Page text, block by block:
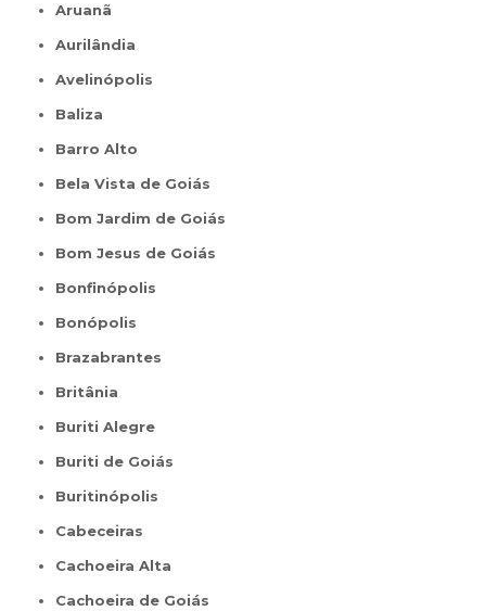
Aruanã
Aurilândia
Avelinópolis
Baliza
Barro Alto
Bela Vista de Goiás
Bom Jardim de Goiás
Bom Jesus de Goiás
Bonfinópolis
Bonópolis
Brazabrantes
Britânia
Buriti Alegre
Buriti de Goiás
Buritinópolis
Cabeceiras
Cachoeira Alta
Cachoeira de Goiás